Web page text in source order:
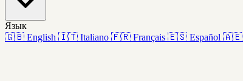
Язык
🇬🇧 English 🇮🇹 Italiano 🇫🇷 Français 🇪🇸 Español 🇦🇪